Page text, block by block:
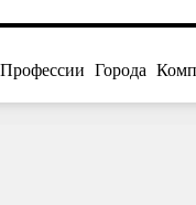
Профессии Города